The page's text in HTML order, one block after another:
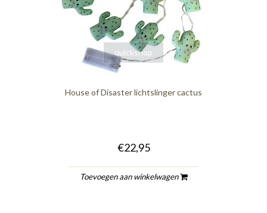
quickshop
House of Disaster lichtslinger cactus
€22,95
Toevoegen aan winkelwagen